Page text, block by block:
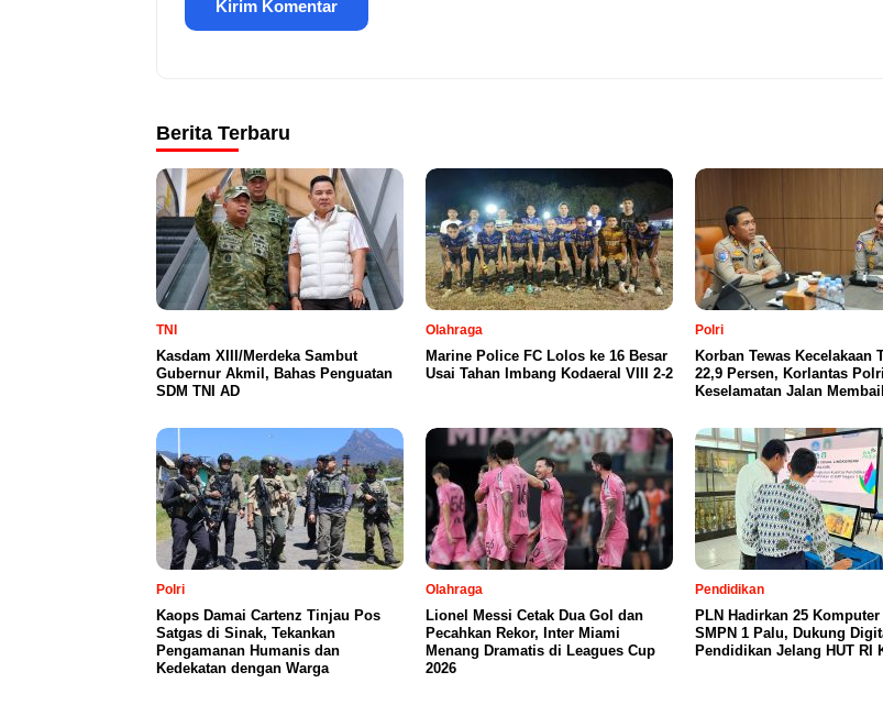
Berita Terbaru
TNI
Kasdam XIII/Merdeka Sambut
Gubernur Akmil, Bahas Penguatan
SDM TNI AD
Olahraga
Marine Police FC Lolos ke 16 Besar
Usai Tahan Imbang Kodaeral VIII 2-2
Polri
Korban Tewas Kecelakaan
22,9 Persen, Korlantas
Keselamatan Jalan
Polri
Kaops Damai Cartenz Tinjau Pos
Satgas di Sinak, Tekankan
Pengamanan Humanis dan
Kedekatan dengan Warga
Olahraga
Lionel Messi Cetak Dua Gol dan
Pecahkan Rekor, Inter Miami
Menang Dramatis di Leagues Cup
2026
Pendidikan
PLN Hadirkan 25
SMPN 1 Palu, Dukung
Pendidikan Jelang HUT RI